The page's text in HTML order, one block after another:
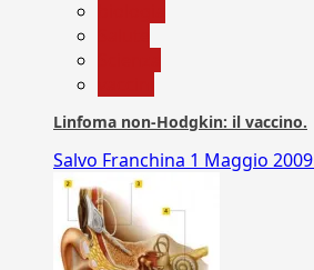
Linfoma non-Hodgkin: il vaccino.
Salvo Franchina 1 Maggio 2009